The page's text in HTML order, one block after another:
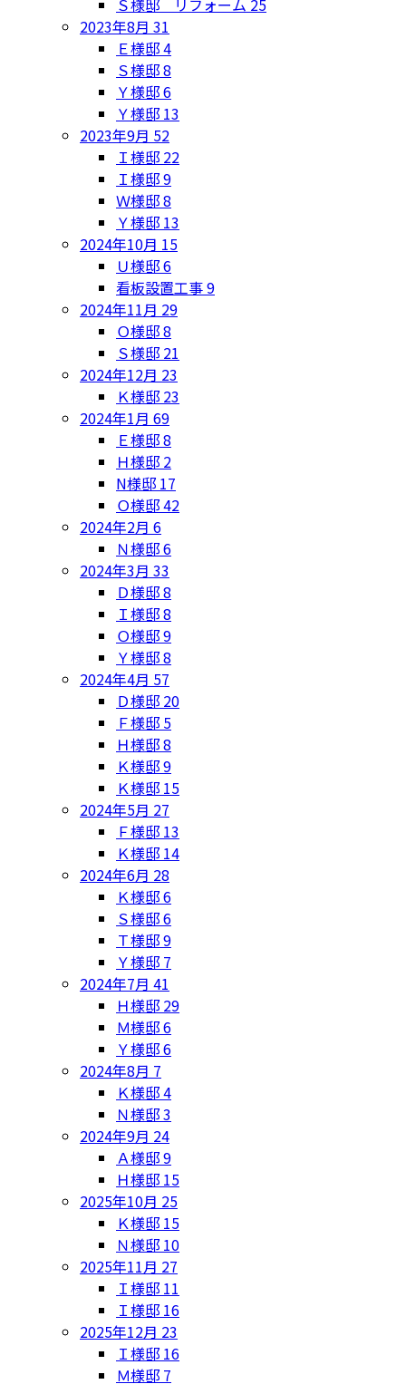
Ｓ様邸 リフォーム 25
2023年8月 31
Ｅ様邸4
Ｓ様邸8
Ｙ様邸6
Ｙ様邸 13
2023年9月 52
Ｉ様邸 22
Ｉ様邸9
Ｗ様邸8
Ｙ様邸 13
2024年10月 15
Ｕ様邸6
看板設置工事9
2024年11月 29
Ｏ様邸8
Ｓ様邸 21
2024年12月 23
Ｋ様邸 23
2024年1月 69
Ｅ様邸8
Ｈ様邸 2
N様邸 17
Ｏ様邸42
2024年2月 6
Ｎ様邸6
2024年3月 33
Ｄ様邸8
Ｉ様邸8
Ｏ様邸9
Ｙ様邸8
2024年4月 57
Ｄ様邸 20
Ｆ様邸 5
Ｈ様邸8
Ｋ様邸9
Ｋ様邸 15
2024年5月 27
Ｆ様邸 13
Ｋ様邸 14
2024年6月 28
Ｋ様邸6
Ｓ様邸6
Ｔ様邸9
Ｙ様邸 7
2024年7月 41
Ｈ様邸 29
Ｍ様邸6
Ｙ様邸6
2024年8月 7
Ｋ様邸4
Ｎ様邸3
2024年9月 24
Ａ様邸9
Ｈ様邸 15
2025年10月 25
Ｋ様邸 15
Ｎ様邸 10
2025年11月 27
Ｉ様邸 11
Ｉ様邸 16
2025年12月 23
Ｉ様邸 16
Ｍ様邸 7